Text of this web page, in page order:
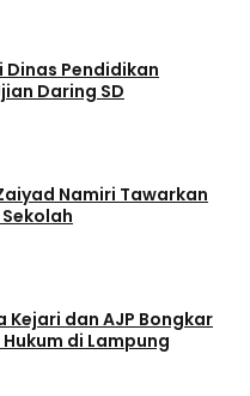
Dinas Pendidikan
Daring SD
Namiri Tawarkan
Kejari dan AJP Bongkar
di Lampung